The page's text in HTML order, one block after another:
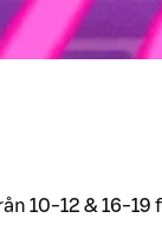
10-12 & 16-19